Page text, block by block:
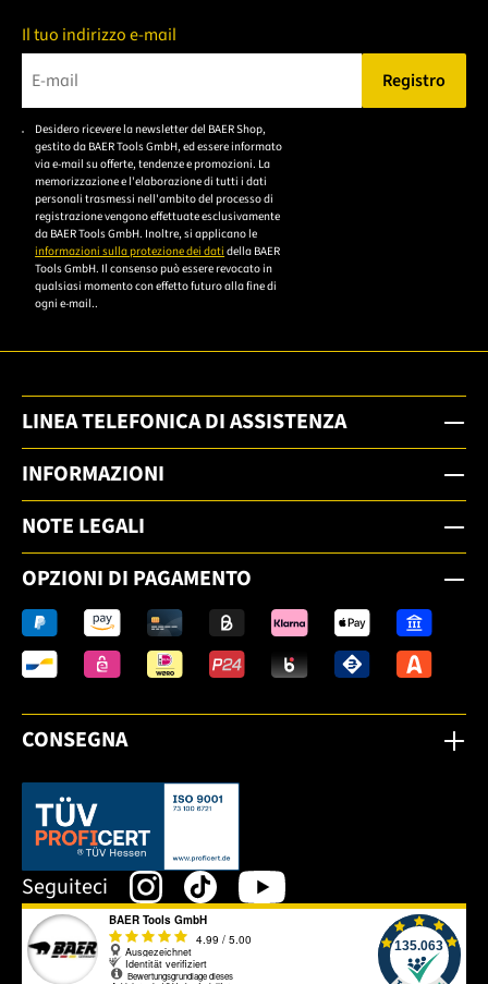
Il tuo indirizzo e-mail
Bitte geben Sie eine gültige E-Mail-Adresse ein.
Registro
Desidero ricevere la newsletter del BAER Shop,
gestito da BAER Tools GmbH, ed essere informato
via e-mail su offerte, tendenze e promozioni. La
memorizzazione e l'elaborazione di tutti i dati
personali trasmessi nell'ambito del processo di
registrazione vengono effettuate esclusivamente
da BAER Tools GmbH. Inoltre, si applicano le
informazioni sulla protezione dei dati della BAER
Tools GmbH. Il consenso può essere revocato in
qualsiasi momento con effetto futuro alla fine di
ogni e-mail..
LINEA TELEFONICA DI ASSISTENZA
INFORMAZIONI
NOTE LEGALI
OPZIONI DI PAGAMENTO
CONSEGNA
Dieser Link öffnet sich in einem neuen Tab.
Seguiteci